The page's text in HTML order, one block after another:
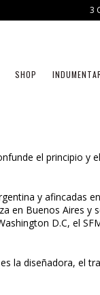
3
SHOP
el principio y
y afincadas
en Buenos Aires
D.C, el
la diseñadora, el